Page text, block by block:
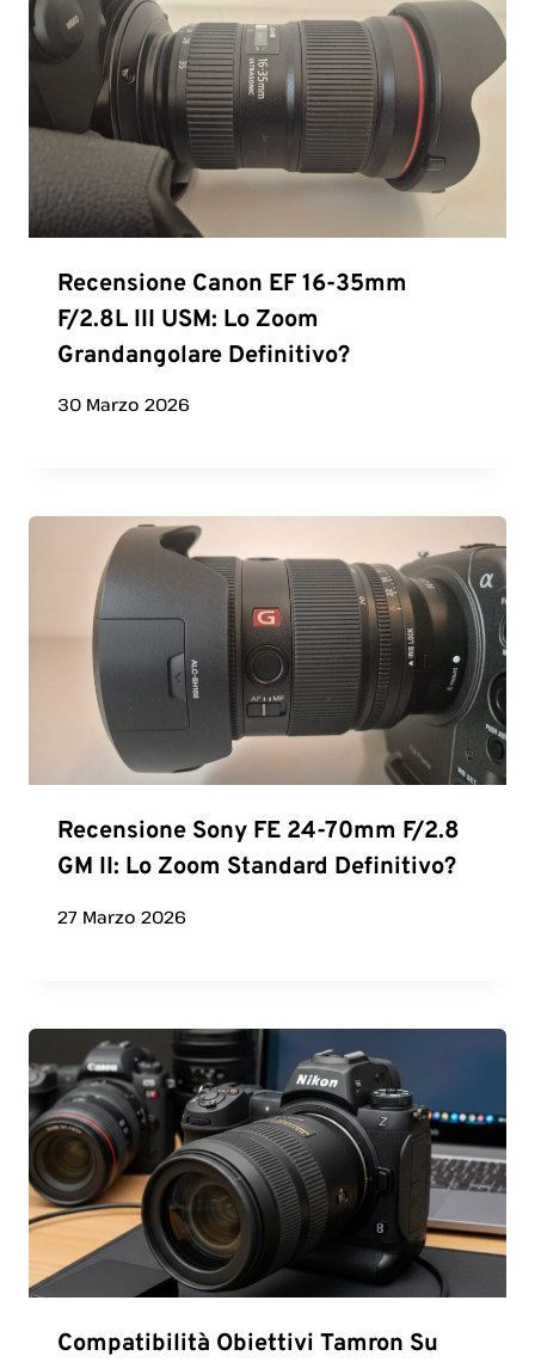
Recensione Canon EF 16-35mm
F/2.8L III USM: Lo Zoom
Grandangolare Definitivo?
30 Marzo 2026
Recensione Sony FE 24-70mm F/2.8
GM II: Lo Zoom Standard Definitivo?
27 Marzo 2026
Compatibilità Obiettivi Tamron Su